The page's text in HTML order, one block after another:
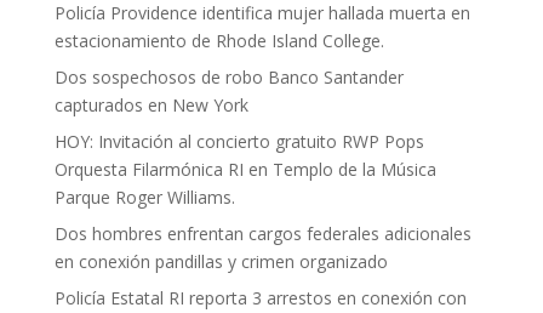
Policía Providence identifica mujer hallada muerta en
estacionamiento de Rhode Island College.
Dos sospechosos de robo Banco Santander
capturados en New York
HOY: Invitación al concierto gratuito RWP Pops
Orquesta Filarmónica RI en Templo de la Música
Parque Roger Williams.
Dos hombres enfrentan cargos federales adicionales
en conexión pandillas y crimen organizado
Policía Estatal RI reporta 3 arrestos en conexión con